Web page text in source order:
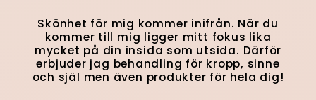
Skönhet för mig kommer inifrån. När du
kommer till mig ligger mitt fokus lika
mycket på din insida som utsida. Därför
erbjuder jag behandling för kropp, sinne
och själ men även produkter för hela dig!